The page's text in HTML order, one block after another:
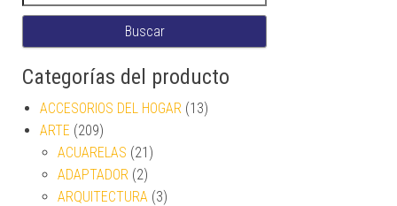
Buscar
Categorías del producto
ACCESORIOS DEL HOGAR (13)
ARTE (209)
ACUARELAS (21)
ADAPTADOR (2)
ARQUITECTURA (3)